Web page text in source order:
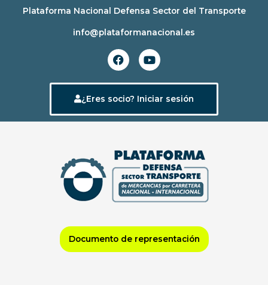
Plataforma Nacional Defensa Sector del Transporte
info@plataformanacional.es
F
a
e
b
o
Y
o
t
u
e
¿Eres socio? Iniciar sesión
Documento de representación